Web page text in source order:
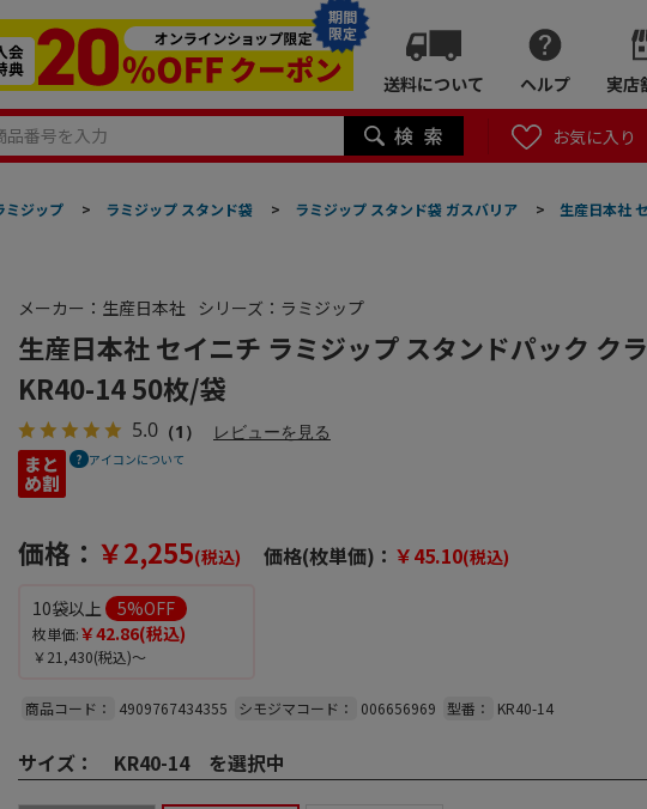
期間
限定
送料について ヘルプ 実店
お気に入り
ミジップ > ラミジップ スタンド袋 > ラミジップ スタンド袋 ガスバリア >
生産日本社
メーカー：生産日本社 シリーズ：ラミジップ
生産日本社 セイニチ ラミジップ スタンドパック ク
KR40-14 50枚/袋
5.0 （1） レビューを見る
アイコンについて
価格： ￥2,255(税込) 価格(枚単価)： ￥45.10(税込)
10袋以上 5%OFF
枚単価:￥42.86(税込)
￥21,430(税込)～
商品コード： 4909767434355 シモジマコード： 006656969 型番： KR40-14
サイズ： KR40-14 を選択中